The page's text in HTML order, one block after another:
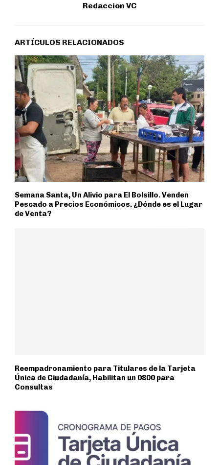
Redaccion VC
ARTÍCULOS RELACIONADOS
Semana Santa, Un Alivio para El Bolsillo. Venden
Pescado a Precios Económicos. ¿Dónde es el Lugar
de Venta?
Reempadronamiento para Titulares de la Tarjeta
Única de Ciudadanía, Habilitan un 0800 para
Consultas